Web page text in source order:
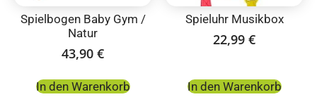
Spielbogen Baby Gym /
Natur
43,90 €
In den Warenkorb
Spieluhr Musikbox
22,99 €
In den Warenkorb